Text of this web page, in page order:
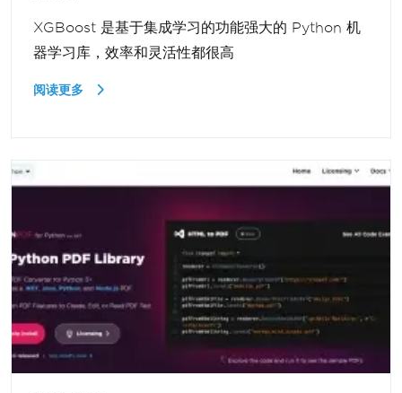
XGBoost 是基于集成学习的功能强大的 Python 机
器学习库，效率和灵活性都很高
阅读更多